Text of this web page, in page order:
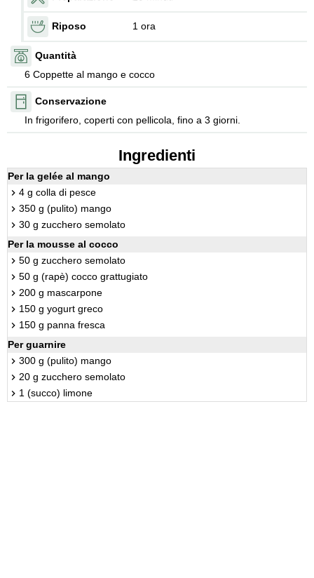
Riposo 1 ora
Quantità
6 Coppette al mango e cocco
Conservazione
In frigorifero, coperti con pellicola, fino a 3 giorni.
Ingredienti
Per la gelée al mango
4 g colla di pesce
350 g (pulito) mango
30 g zucchero semolato
Per la mousse al cocco
50 g zucchero semolato
50 g (rapè) cocco grattugiato
200 g mascarpone
150 g yogurt greco
150 g panna fresca
Per guarnire
300 g (pulito) mango
20 g zucchero semolato
1 (succo) limone